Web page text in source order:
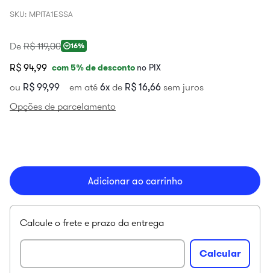
SKU: MPITA1ESSA
De R$ 119,00 16%
R$ 94,99 com5% de desconto no PIX
ou R$ 99,99 em até 6 de R$ 16,66sem juros
Opções de parcelamento
Adicionar ao carrinho